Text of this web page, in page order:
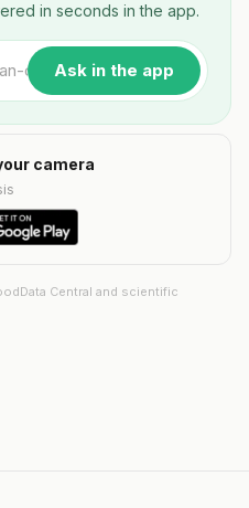
in seconds in the app.
Ask in the app
camera
Central and scientific